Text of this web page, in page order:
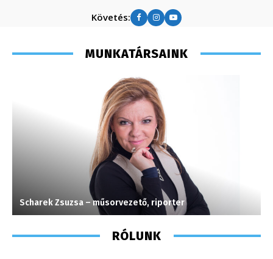
Követés:
MUNKATÁRSAINK
Scharek Zsuzsa – műsorvezető, riporter
RÓLUNK